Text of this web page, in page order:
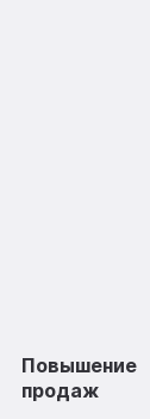
Повышение
продаж